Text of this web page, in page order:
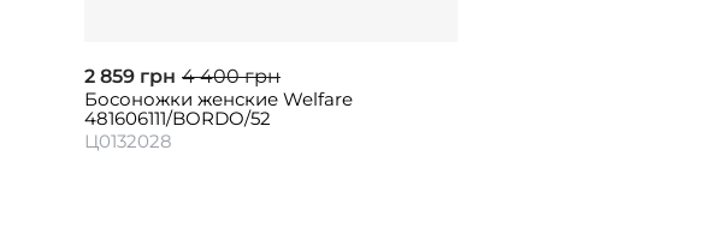
2 859 грн 4 400 грн
Босоножки женские Welfare
481606111/BORDO/52
Ц0132028